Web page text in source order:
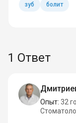
зуб болит
1 Ответ
Опыт: 32